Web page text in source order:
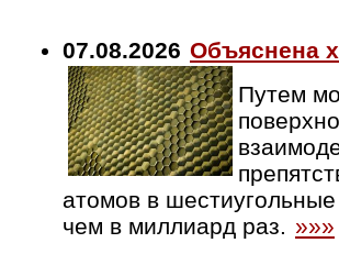
07.08.2026 Объяснена
Путем
атомов в
чем в миллиард раз. »»»